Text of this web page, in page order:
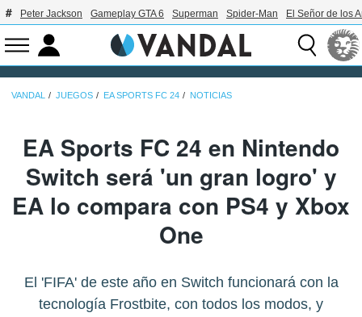
Peter Jackson Gameplay GTA 6 Superman Spider-Man El Señor de los
VANDAL JUEGOS EA SPORTS FC 24 NOTICIAS
EA Sports FC 24 en Nintendo
Switch será 'un gran logro' y
EA lo compara con PS4 y Xbox
One
El 'FIFA' de este año en Switch funcionará con la
tecnología Frostbite, con todos los modos, y